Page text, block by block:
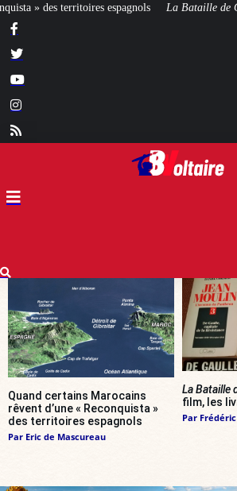
Bataille de Gaulle: après le film, les livres !
Quand certains Marocains
rêvent d’une « Reconquista »
des territoires espagnols
Par Eric de Mascureau
La Bataille
film, les
Par